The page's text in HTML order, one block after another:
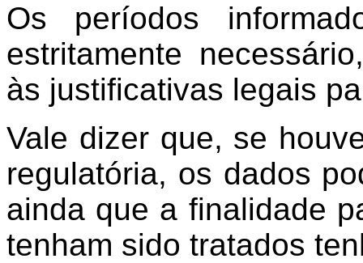
Os períodos
estritamente
às justificativas legais
Vale dizer que, se
regulatória, os dados
ainda que a finalidade
tenham sido tratados